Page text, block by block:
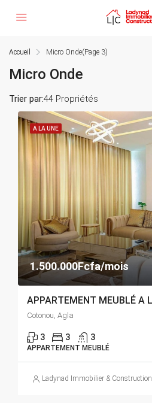
Accueil Micro Onde(Page 3)
Micro Onde
44 Propriétés
Trier par:
A LA UNE
1.500.000Fcfa/mois
Cotonou, Agla
3 3 3
APPARTEMENT MEUBLÉ
Ladynad Immobilier & Construction